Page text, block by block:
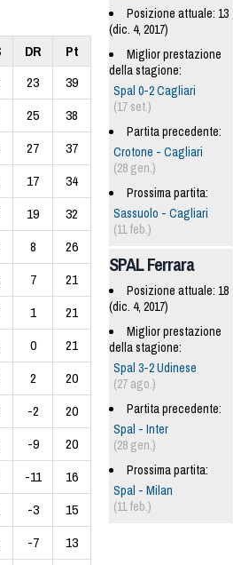
DR
Pt
23
39
25
38
27
37
17
34
19
32
8
26
7
21
1
21
0
21
2
20
-2
20
-9
20
-11
16
-3
15
-7
13
Posizione attuale: 13
(dic. 4, 2017)
Miglior prestazione
della stagione:
Spal 0-2 Cagliari
(17 set.)
Partita precedente:
Crotone - Cagliari
(28 gen.)
Prossima partita:
Sassuolo - Cagliari
(11 feb.)
SPAL Ferrara
Posizione attuale: 18
(dic. 4, 2017)
Miglior prestazione
della stagione:
Spal 3-2 Udinese
(27 ago.)
Partita precedente:
Spal - Inter
(28 gen.)
Prossima partita:
Spal - Milan
(11 feb.)